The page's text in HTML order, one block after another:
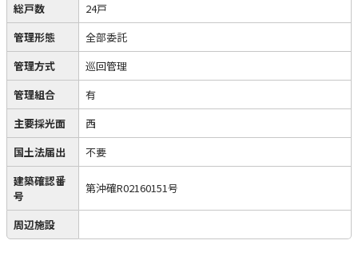
総戸数
24戸
管理形態
全部委託
管理方式
巡回管理
管理組合
有
主要採光面
西
国土法届出
不要
建築確認番
号
第沖確R02160151号
周辺施設